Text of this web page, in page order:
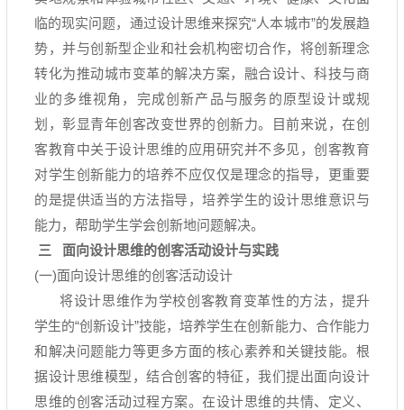
临的现实问题，通过设计思维来探究“人本城市”的发展趋
势，并与创新型企业和社会机构密切合作，将创新理念
转化为推动城市变革的解决方案，融合设计、科技与商
业的多维视角，完成创新产品与服务的原型设计或规
划，彰显青年创客改变世界的创新力。目前来说，在创
客教育中关于设计思维的应用研究并不多见，创客教育
对学生创新能力的培养不应仅仅是理念的指导，更重要
的是提供适当的方法指导，培养学生的设计思维意识与
能力，帮助学生学会创新地问题解决。
三
面向设计思维的创客活动设计与实践
(一)面向设计思维的创客活动设计
将设计思维作为学校创客教育变革性的方法，提升
学生的“创新设计”技能，培养学生在创新能力、合作能力
和解决问题能力等更多方面的核心素养和关键技能。根
据设计思维模型，结合创客的特征，我们提出面向设计
思维的创客活动过程方案。在设计思维的共情、定义、